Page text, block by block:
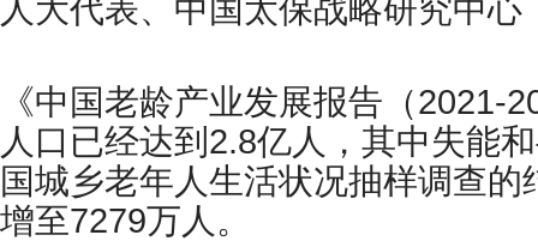
人大代表、中国太保战略研究中
《中国老龄产业发展报告（2021-
人口已经达到2.8亿人，其中失能
国城乡老年人生活状况抽样调查
增至7279万人。